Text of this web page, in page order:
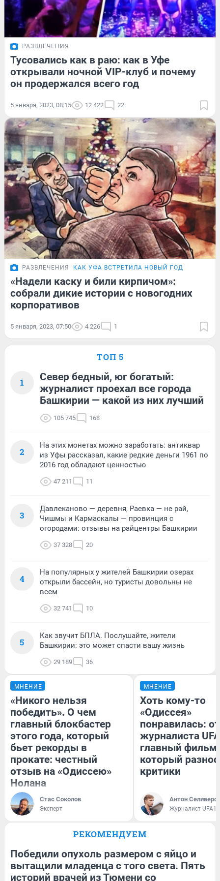
РАЗВЛЕЧЕНИЯ
Тусовались как в раю: как в Уфе
открывали ночной VIP-клуб и почему
он продержался всего год
5 января, 2023, 08:15 12 422 22
РАЗВЛЕЧЕНИЯ КАК УФА ВСТРЕТИЛА НОВЫЙ ГОД
«Надели каску и били кирпичом»:
собрали дикие истории с новогодних
корпоративов
5 января, 2023, 07:50 4 226 1
ТОП 5
1
Север бедный, юг богатый:
журналист проехал все города
Башкирии — какой из них лучший
105 745 168
2
На этих монетах можно заработать: антиквар
из Уфы рассказал, какие редкие деньги 1961 по
2016 год обладают ценностью
47 211 11
3
Давлеканово — деревня, Раевка — не рай,
Чишмы и Кармаскалы — провинция с
огородами: отзывы на райцентры Башкирии
37 328 20
4
На популярных у жителей Башкирии озерах
открыли бассейн, но туристы довольны не
всем
32 741 10
5
Как звучит БПЛА. Послушайте, жители
Башкирии: это может спасти вашу жизнь
29 189 36
МНЕНИЕ
«Никого нельзя
победить». О чем
главный блокбастер
этого года, который
бьет рекорды в
прокате: честный
отзыв на «Одиссею»
Нолана
Стас Соколов
Эксперт
МНЕНИЕ
Хоть кому-то
«Одиссея»
понравилась:
журналиста
главный фильм
который
критики
Антон
Журналист
РЕКОМЕНДУЕМ
Победили опухоль размером с яйцо и
вытащили младенца с того света. Пять
историй врачей из Тюмени со